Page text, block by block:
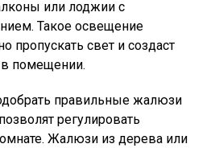
или лоджии с
Такое освещение
пропускать свет и создаст
помещении.
правильные жалюзи
регулировать
Жалюзи из дерева или